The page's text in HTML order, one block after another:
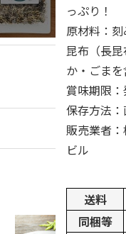
っぷり！
原材料：
昆布（長
か・ごまを
賞味期限
保存方法
販売業者
ビル
送料
同梱等